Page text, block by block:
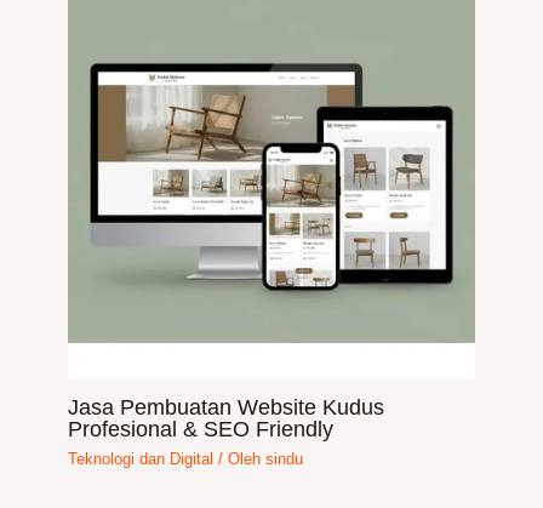
Jasa Pembuatan Website Kudus
Profesional & SEO Friendly
Teknologi dan Digital / Olehsindu